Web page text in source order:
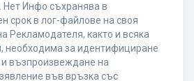
Инфо съхранява в
срок в лог-файлове на своя
Рекламодателя, както и всяка
необходима за идентифициране
възпроизвеждане на
във връзка със